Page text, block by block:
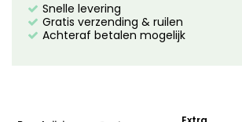
Snelle levering
Gratis verzending & ruilen
Achteraf betalen mogelijk